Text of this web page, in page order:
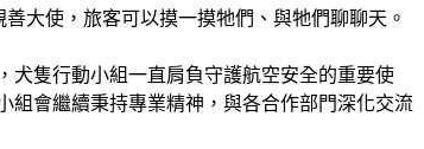
善大使，旅客可以摸一摸牠們、與牠們聊聊天。
犬隻行動小組一直肩負守護航空安全的重要使
組會繼續秉持專業精神，與各合作部門深化交流